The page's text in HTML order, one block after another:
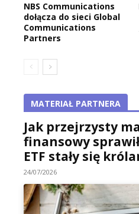
NBS Communications
dołącza do sieci Global
Communications
Partners
MATERIAŁ PARTNERA
Jak przejrzysty
finansowy
ETF stały się
24/07/2026